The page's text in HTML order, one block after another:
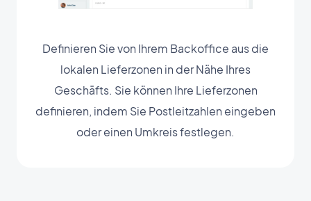
Definieren Sie von Ihrem Backoffice aus die
lokalen Lieferzonen in der Nähe Ihres
Geschäfts. Sie können Ihre Lieferzonen
definieren, indem Sie Postleitzahlen eingeben
oder einen Umkreis festlegen.